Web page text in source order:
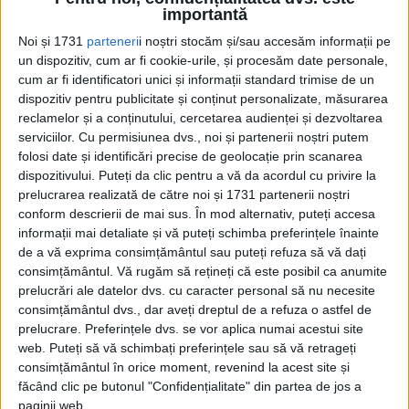
importantă
Noi și 1731 partenerii noștri stocăm și/sau accesăm informații pe
un dispozitiv, cum ar fi cookie-urile, și procesăm date personale,
cum ar fi identificatori unici și informații standard trimise de un
dispozitiv pentru publicitate și conținut personalizate, măsurarea
reclamelor și a conținutului, cercetarea audienței și dezvoltarea
serviciilor. Cu permisiunea dvs., noi și partenerii noștri putem
folosi date și identificări precise de geolocație prin scanarea
dispozitivului. Puteți da clic pentru a vă da acordul cu privire la
prelucrarea realizată de către noi și 1731 partenerii noștri
conform descrierii de mai sus. În mod alternativ, puteți accesa
informații mai detaliate și vă puteți schimba preferințele înainte
de a vă exprima consimțământul sau puteți refuza să vă dați
consimțământul. Vă rugăm să rețineți că este posibil ca anumite
prelucrări ale datelor dvs. cu caracter personal să nu necesite
consimțământul dvs., dar aveți dreptul de a refuza o astfel de
prelucrare. Preferințele dvs. se vor aplica numai acestui site
web. Puteți să vă schimbați preferințele sau să vă retrageți
consimțământul în orice moment, revenind la acest site și
făcând clic pe butonul "Confidențialitate" din partea de jos a
paginii web.
Pe 15 aprilie 1874, în studiourile fotografului Nadar, la
Cea mai mare revistă de istorie din Europa!.
Media KIT
PORTOFOLIU
Capital
Evenimentul Zilei